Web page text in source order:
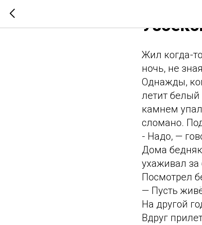
Жил когда-
ночь, не
Однажды,
летит белый
камнем
сломано.
- Надо, —
Дома
ухаживал за
Посмотрел
— Пусть
На другой
Вдруг